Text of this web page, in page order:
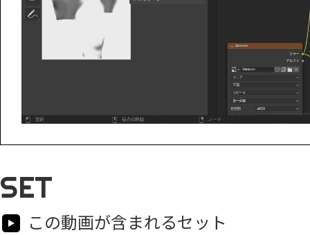
SET
この動画が含まれるセット